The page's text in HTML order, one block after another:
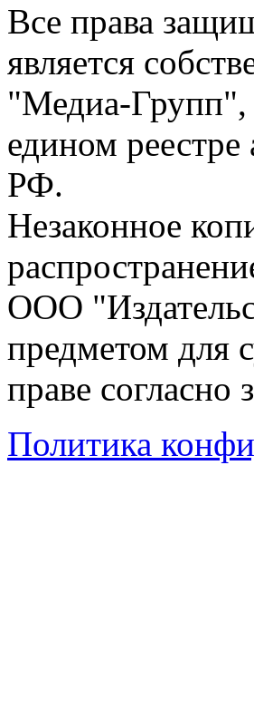
Все права
является
"Медиа-Групп",
едином
РФ.
Незаконное
ООО
предметом для
праве согласно
Политика